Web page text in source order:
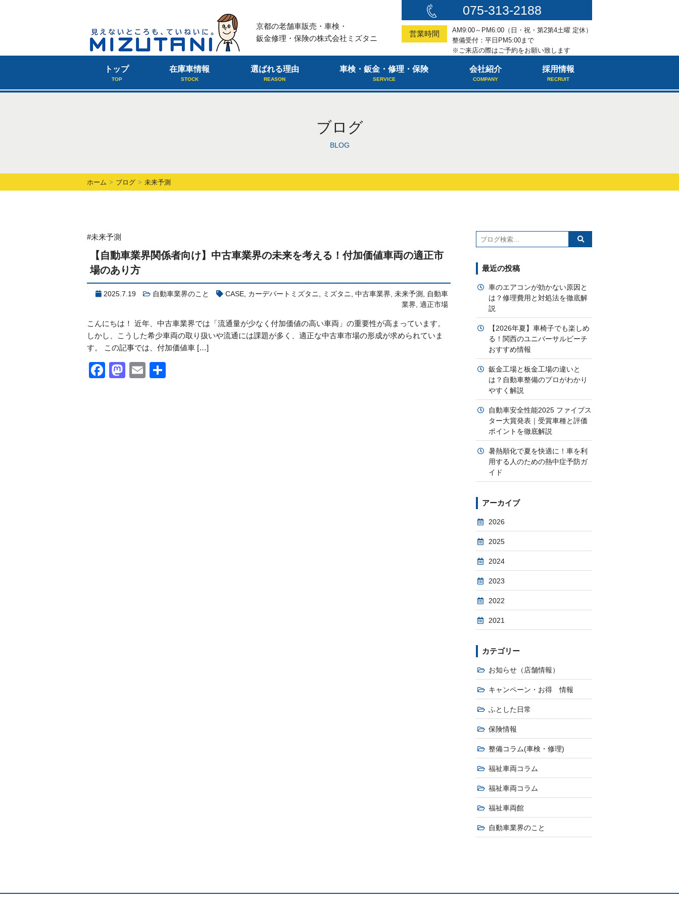
京都の老舗車販売・車検・
鈑金修理・保険の株式会社ミズタニ
075-313-2188
営業時間
AM9:00～PM6:00（日・祝・第2第4土曜 定休）
整備受付：平日PM5:00まで
※ご来店の際はご予約をお願い致します
トップ
TOP
在庫車情報
STOCK
選ばれる理由
REASON
車検・鈑金・修理・保険
SERVICE
会社紹介
COMPANY
採用情報
RECRUIT
ブログ
BLOG
ホーム ブログ 未来予測
#未来予測
【自動車業界関係者向け】中古車業界の未来を考える！付加価値車両の適正市
場のあり方
2025.7.19 自動車業界のこと CASE カーデパートミズタニ ミズタニ ,中古車業界 ,未来予測
自動車
業界 ,適正市場
こんにちは！ 近年、中古車業界では「流通量が少なく付加価値の高い車両」の重要性が高まっています。
しかし、こうした希少車両の取り扱いや流通には課題が多く、適正な中古車市場の形成が求められていま
す。 この記事では、付加価値車 […]
Facebook
Mastodon
Email
最近の投稿
車のエアコンが効かない原因と
は？修理費用と対処法を徹底解
説
【2026年夏】車椅子でも楽しめ
る！関西のユニバーサルビーチ
おすすめ情報
鈑金工場と板金工場の違いと
は？自動車整備のプロがわかり
やすく解説
自動車安全性能2025 ファイブス
ター大賞発表｜受賞車種と評価
ポイントを徹底解説
暑熱順化で夏を快適に！車を利
用する人のための熱中症予防ガ
イド
アーカイブ
2026
2025
2024
2023
2022
2021
カテゴリー
お知らせ（店舗情報）
キャンペーン・お得 情報
ふとした日常
保険情報
整備コラム(車検・修理)
福祉車両コラム
福祉車両コラム
福祉車両館
自動車業界のこと